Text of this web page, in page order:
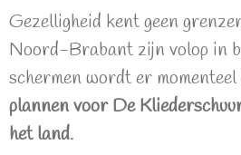
Gezelligheid kent geen
Noord-Brabant zijn volop in
schermen wordt er
plannen voor De
het land.